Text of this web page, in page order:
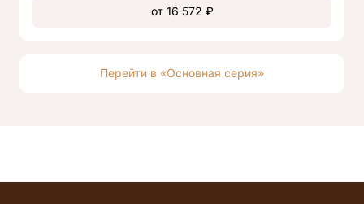
от 16 572 ₽
Перейти в «Основная серия»